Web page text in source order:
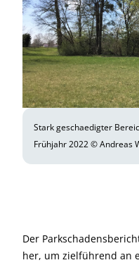
Stark geschaedigter
Frühjahr 2022 © Andreas
Der
her, um zielführend an